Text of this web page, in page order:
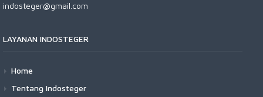
indosteger@gmail.com
LAYANAN INDOSTEGER
Home
Tentang Indosteger